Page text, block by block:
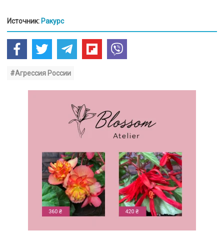
Источник: Ракурс
#Агрессия России